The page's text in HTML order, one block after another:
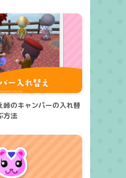
峠のキャンパーの入れ替
方法